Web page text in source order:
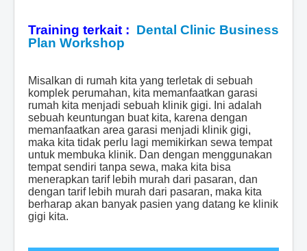
Training terkait : Dental Clinic Business
Plan Workshop
Misalkan di rumah kita yang terletak di sebuah
komplek perumahan, kita memanfaatkan garasi
rumah kita menjadi sebuah klinik gigi. Ini adalah
sebuah keuntungan buat kita, karena dengan
memanfaatkan area garasi menjadi klinik gigi,
maka kita tidak perlu lagi memikirkan sewa tempat
untuk membuka klinik. Dan dengan menggunakan
tempat sendiri tanpa sewa, maka kita bisa
menerapkan tarif lebih murah dari pasaran, dan
dengan tarif lebih murah dari pasaran, maka kita
berharap akan banyak pasien yang datang ke klinik
gigi kita.